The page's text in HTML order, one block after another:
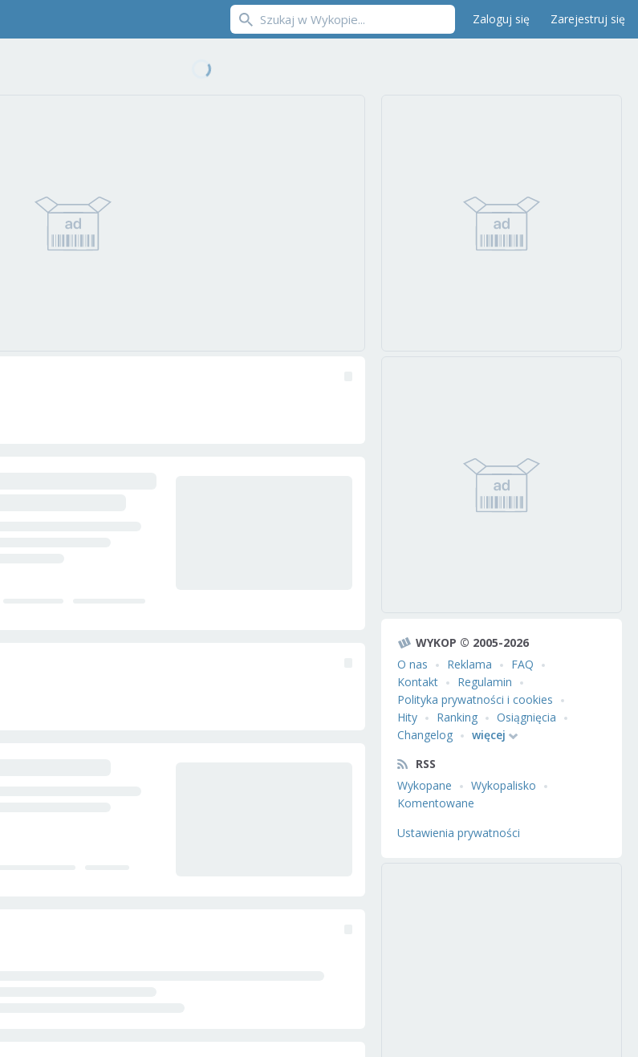
Zaloguj się Zarejestruj się
WYKOP © 2005-2026
O nas
Reklama
FAQ
Kontakt
Regulamin
Polityka prywatności i cookies
Hity
Ranking
Osiągnięcia
Changelog
więcej
RSS
Wykopane
Wykopalisko
Komentowane
Ustawienia prywatności